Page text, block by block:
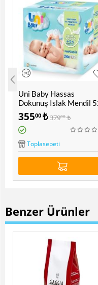
Uni Baby Hassas
Dokunuş Islak Mendil
Yaprak - 12 Adet
35500 ₺37900 ₺
Toplasepeti
Benzer Ürünler